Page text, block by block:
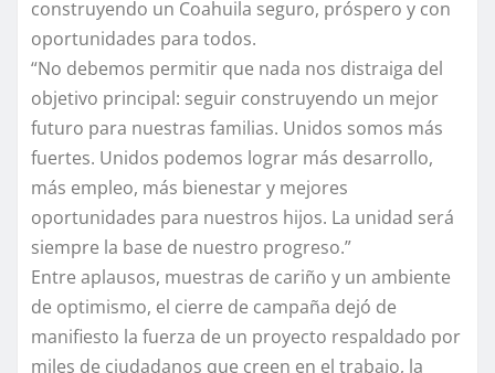
construyendo un Coahuila seguro, próspero y con
oportunidades para todos.
“No debemos permitir que nada nos distraiga del
objetivo principal: seguir construyendo un mejor
futuro para nuestras familias. Unidos somos más
fuertes. Unidos podemos lograr más desarrollo,
más empleo, más bienestar y mejores
oportunidades para nuestros hijos. La unidad será
siempre la base de nuestro progreso.”
Entre aplausos, muestras de cariño y un ambiente
de optimismo, el cierre de campaña dejó de
manifiesto la fuerza de un proyecto respaldado por
miles de ciudadanos que creen en el trabajo, la